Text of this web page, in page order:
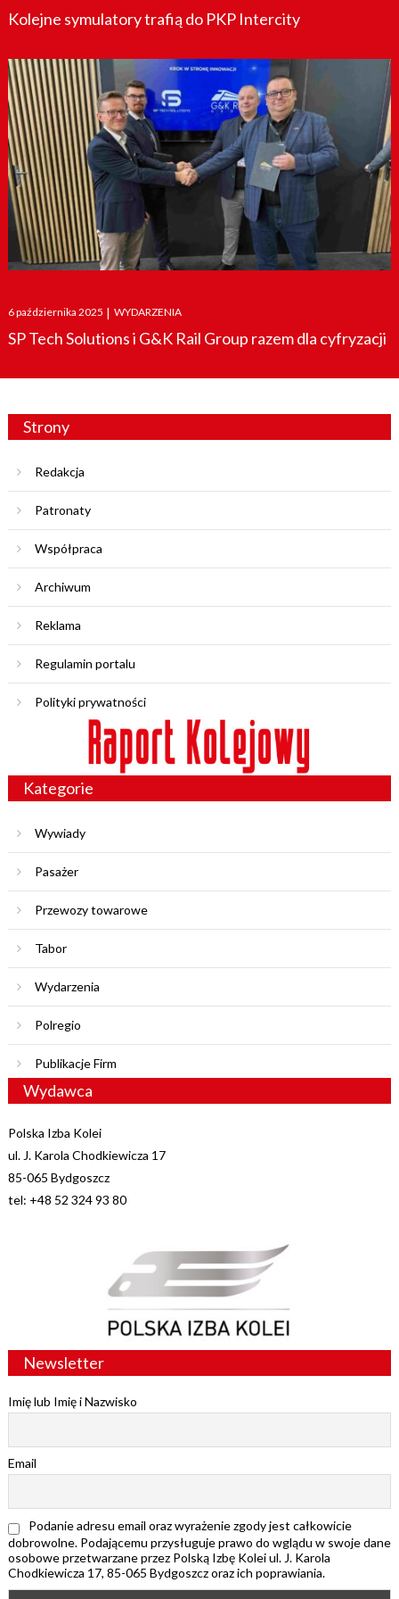
Kolejne symulatory trafią do PKP Intercity
Posted
on
6 października 2025 | WYDARZENIA
SP Tech Solutions i G&K Rail Group razem dla cyfryzacji
Strony
Redakcja
Patronaty
Współpraca
Archiwum
Reklama
Regulamin portalu
Polityki prywatności
Kategorie
Wywiady
Pasażer
Przewozy towarowe
Tabor
Wydarzenia
Polregio
Publikacje Firm
Wydawca
Polska Izba Kolei
ul. J. Karola Chodkiewicza 17
85-065 Bydgoszcz
tel: +48 52 324 93 80
Newsletter
Imię lub Imię i Nazwisko
Email
Podanie adresu email oraz wyrażenie zgody jest całkowicie
dobrowolne. Podającemu przysługuje prawo do wglądu w swoje dane
osobowe przetwarzane przez Polską Izbę Kolei ul. J. Karola
Chodkiewicza 17, 85-065 Bydgoszcz oraz ich poprawiania.